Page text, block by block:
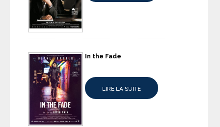
In the Fade
LIRE LA SUITE